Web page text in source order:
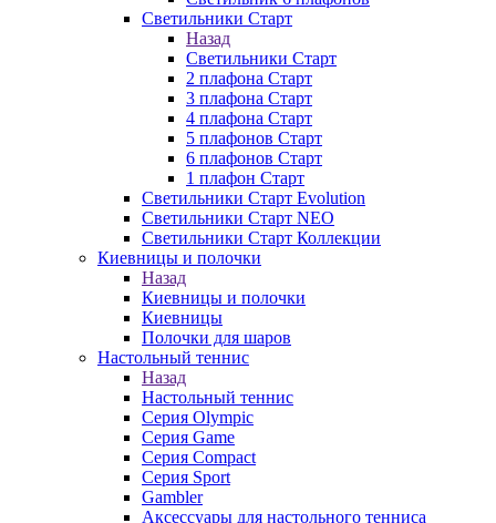
Светильники Старт
Назад
Светильники Старт
2 плафона Старт
3 плафона Старт
4 плафона Старт
5 плафонов Старт
6 плафонов Старт
1 плафон Старт
Светильники Старт Evolution
Светильники Старт NEO
Светильники Старт Коллекции
Киевницы и полочки
Назад
Киевницы и полочки
Киевницы
Полочки для шаров
Настольный теннис
Назад
Настольный теннис
Серия Olympic
Серия Game
Серия Compact
Серия Sport
Gambler
Аксессуары для настольного тенниса